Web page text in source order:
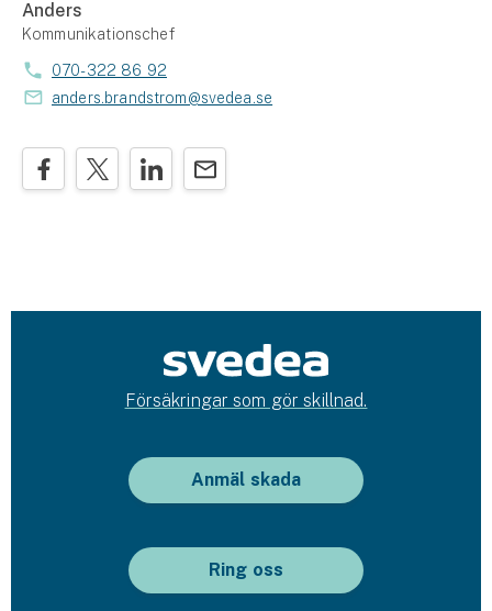
Anders
Kommunikationschef
070-322 86 92
anders.brandstrom@svedea.se
Försäkringar som gör skillnad.
Anmäl skada
Ring oss